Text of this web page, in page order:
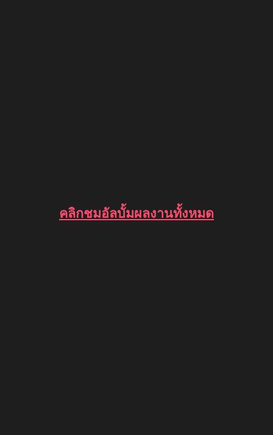
คลิกชมอัลบั้มผลงานทั้งหมด